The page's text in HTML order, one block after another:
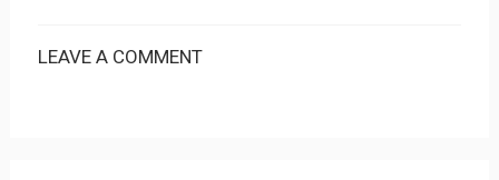
LEAVE A COMMENT